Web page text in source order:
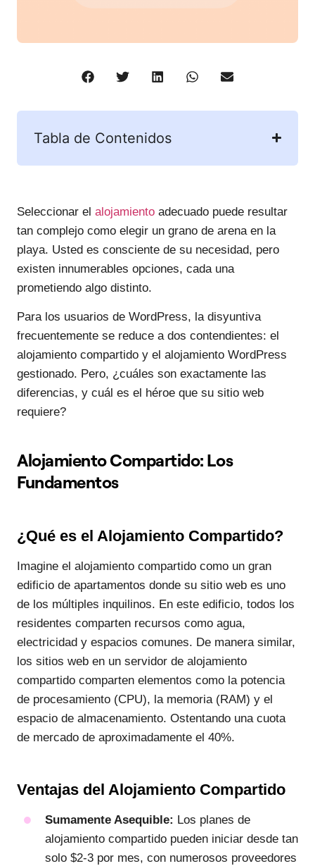
Tabla de Contenidos
Seleccionar el alojamiento adecuado puede resultar
tan complejo como elegir un grano de arena en la
playa. Usted es consciente de su necesidad, pero
existen innumerables opciones, cada una
prometiendo algo distinto.
Para los usuarios de WordPress, la disyuntiva
frecuentemente se reduce a dos contendientes: el
alojamiento compartido y el alojamiento WordPress
gestionado. Pero, ¿cuáles son exactamente las
diferencias, y cuál es el héroe que su sitio web
requiere?
Alojamiento Compartido: Los
Fundamentos
¿Qué es el Alojamiento Compartido?
Imagine el alojamiento compartido como un gran
edificio de apartamentos donde su sitio web es uno
de los múltiples inquilinos. En este edificio, todos los
residentes comparten recursos como agua,
electricidad y espacios comunes. De manera similar,
los sitios web en un servidor de alojamiento
compartido comparten elementos como la potencia
de procesamiento (CPU), la memoria (RAM) y el
espacio de almacenamiento. Ostentando una cuota
de mercado de aproximadamente el 40%.
Ventajas del Alojamiento Compartido
Sumamente Asequible: Los planes de
alojamiento compartido pueden iniciar desde tan
solo $2-3 por mes, con numerosos proveedores